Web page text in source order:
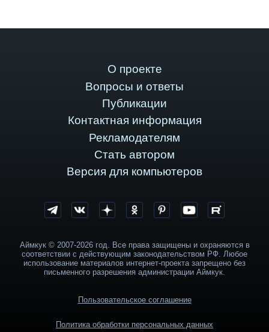
О проекте
Вопросы и ответы
Публикации
Контактная информация
Рекламодателям
Стать автором
Версия для компьютеров
Аймкук © 2007-2026 год. Все права защищены и охраняются в
соответствии с действующим законодательством РФ. Любое
использование материалов интернет-проекта запрещено без
письменного разрешения администрации Аймкук.
Пользовательское соглашение
Политика обработки персональных данных